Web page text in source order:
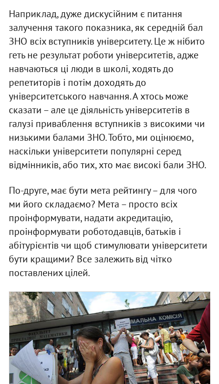
Наприклад, дуже дискусійним є питання
залучення такого показника, як середній бал
ЗНО всіх вступників університету. Це ж нібито
геть не результат роботи університетів, адже
навчаються ці люди в школі, ходять до
репетиторів і потім доходять до
університетського навчання. А хтось може
сказати – але це діяльність університетів в
галузі приваблення вступників з високими чи
низькими балами ЗНО. Тобто, ми оцінюємо,
наскільки університети популярні серед
відмінників, або тих, хто має високі бали ЗНО.
По-друге, має бути мета рейтингу – для чого
ми його складаємо? Мета – просто всіх
проінформувати, надати акредитацію,
проінформувати роботодавців, батьків і
абітурієнтів чи щоб стимулювати університети
бути кращими? Все залежить від чітко
поставлених цілей.